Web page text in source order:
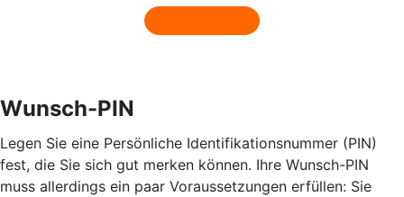
Wunsch-PIN
Legen Sie eine Persönliche Identifikationsnummer (PIN)
fest, die Sie sich gut merken können. Ihre Wunsch-PIN
muss allerdings ein paar Voraussetzungen erfüllen: Sie